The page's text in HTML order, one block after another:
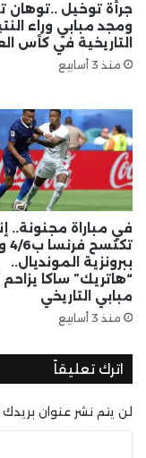
جرأة توخيل
ومجد مبابي وراء
التاريخية في كأس
منذ 3 أسابيع
في مباراة مجنونة..
ببرونزية المونديال..
“هاتريك” ساكا يزاحم
مبابي التاريخي
منذ 3 أسابيع
اترك تعليقاً
لن يتم نشر عنوان بريدك